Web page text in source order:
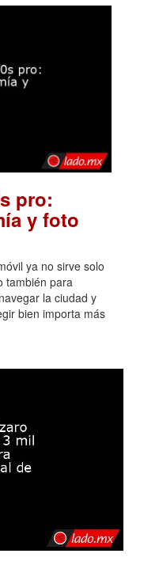
pro:
y foto
ya no sirve solo
también para
la ciudad y
bien importa más